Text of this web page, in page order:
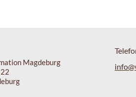
Magdeburg